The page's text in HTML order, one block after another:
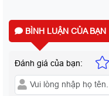
BÌNH LUẬN CỦA BẠN
Đánh giá của bạn: